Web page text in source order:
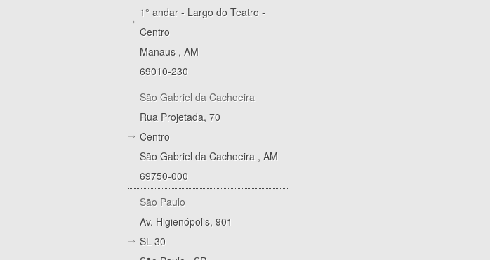
1° andar - Largo do Teatro -
Centro
Manaus , AM
69010-230
São Gabriel da Cachoeira
Rua Projetada, 70
Centro
São Gabriel da Cachoeira , AM
69750-000
São Paulo
Av. Higienópolis, 901
SL 30